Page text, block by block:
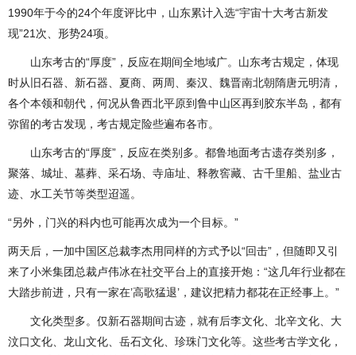
1990年于今的24个年度评比中，山东累计入选“宇宙十大考古新发
现”21次、形势24项。
山东考古的“厚度”，反应在期间全地域广。山东考古规定，体现
时从旧石器、新石器、夏商、两周、秦汉、魏晋南北朝隋唐元明清，
各个本领和朝代，何况从鲁西北平原到鲁中山区再到胶东半岛，都有
弥留的考古发现，考古规定险些遍布各市。
山东考古的“厚度”，反应在类别多。都鲁地面考古遗存类别多，
聚落、城址、墓葬、采石场、寺庙址、释教窖藏、古千里船、盐业古
迹、水工关节等类型迢遥。
“另外，门兴的科内也可能再次成为一个目标。”
两天后，一加中国区总裁李杰用同样的方式予以“回击”，但随即又引
来了小米集团总裁卢伟冰在社交平台上的直接开炮：“这几年行业都在
大踏步前进，只有一家在’高歌猛退’，建议把精力都花在正经事上。”
文化类型多。仅新石器期间古迹，就有后李文化、北辛文化、大
汶口文化、龙山文化、岳石文化、珍珠门文化等。这些考古学文化，